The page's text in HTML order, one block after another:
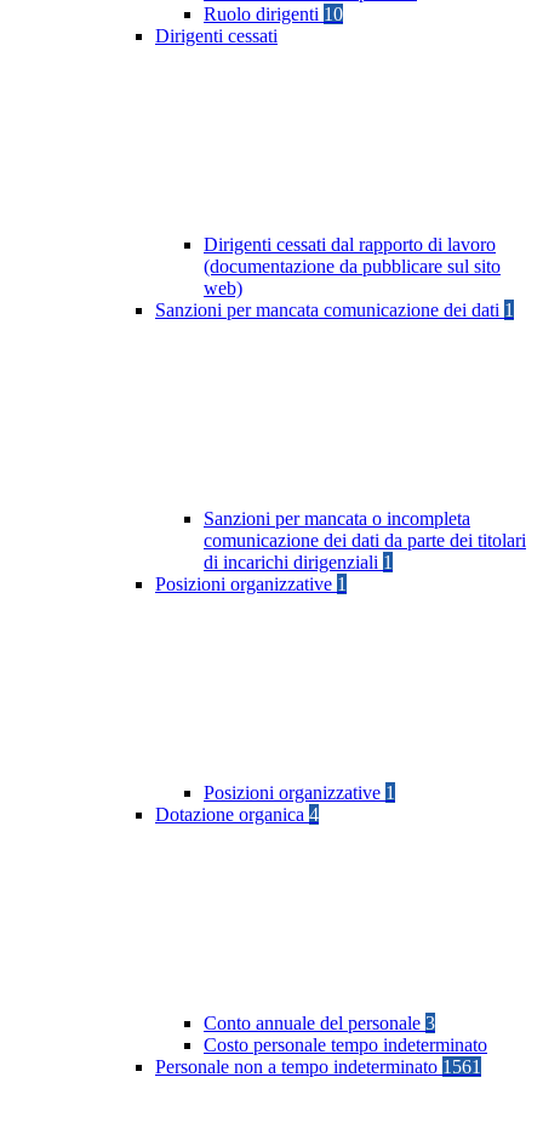
Ruolo dirigenti 10
Dirigenti cessati
Dirigenti cessati dal rapporto di lavoro
(documentazione da pubblicare sul sito
web)
Sanzioni per mancata comunicazione dei dati 1
Sanzioni per mancata o incompleta
comunicazione dei dati da parte dei titolari
di incarichi dirigenziali 1
Posizioni organizzative 1
Posizioni organizzative 1
Dotazione organica 4
Conto annuale del personale 3
Costo personale tempo indeterminato
Personale non a tempo indeterminato 1561